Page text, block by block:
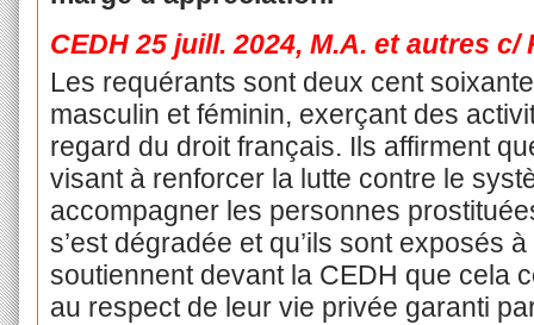
CEDH 25 juill. 2024, M.A. et autres c/
Les requérants sont deux cent
masculin et féminin, exerçant des
regard du droit français. Ils affirment
visant à renforcer la lutte contre le
accompagner les personnes
s’est dégradée et qu’ils sont exposés
soutiennent devant la CEDH que cela
au respect de leur vie privée garanti